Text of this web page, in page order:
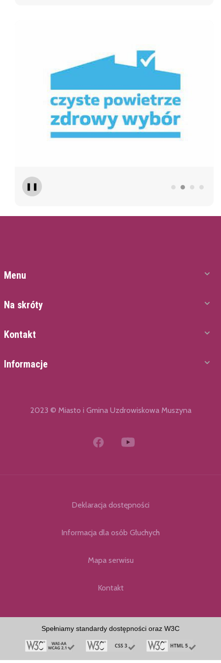
❚❚
Menu
Na skróty
Kontakt
Informacje
2023 © Miasto i Gmina Uzdrowiskowa Muszyna
Deklaracja dostępności
Informacja dla osób Głuchych
Mapa serwisu
Kontakt
Spełniamy standardy dostępności oraz W3C